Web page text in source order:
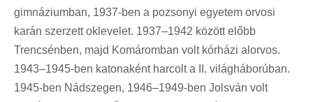
gimnáziumban, 1937-ben a pozsonyi egyetem orvosi
karán szerzett oklevelet. 1937–1942 között előbb
Trencsénben, majd Komáromban volt kórházi alorvos.
1943–1945-ben katonaként harcolt a II. világháborúban.
1945-ben Nádszegen, 1946–1949-ben Jolsván volt